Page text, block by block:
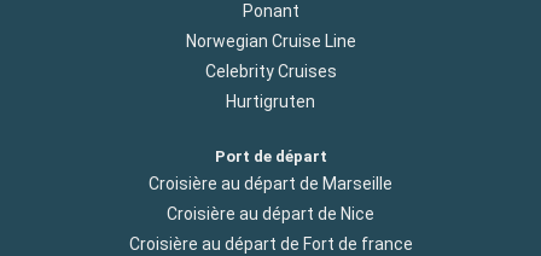
Ponant
Norwegian Cruise Line
Celebrity Cruises
Hurtigruten
Port de départ
Croisière au départ de Marseille
Croisière au départ de Nice
Croisière au départ de Fort de france